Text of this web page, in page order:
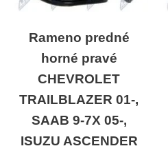
Rameno predné
horné pravé
CHEVROLET
TRAILBLAZER 01-,
SAAB 9-7X 05-,
ISUZU ASCENDER